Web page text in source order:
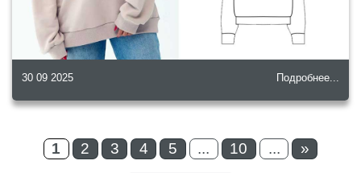
30 09 2025 Подробнее...
1 2 3 4 5 ... 10 ... »